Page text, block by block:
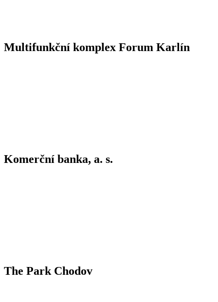
Multifunkční komplex Forum Karlín
Komerční banka, a. s.
The Park Chodov